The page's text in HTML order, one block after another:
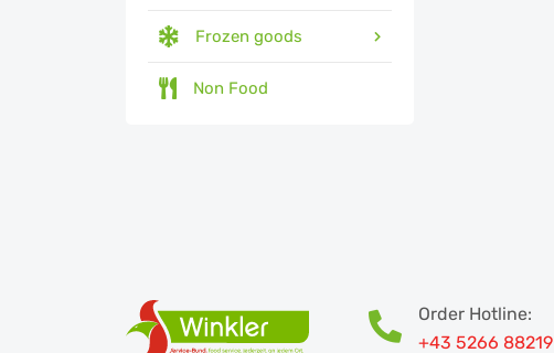
Frozen goods
Non Food
Order Hotline:
+43 5266 88219